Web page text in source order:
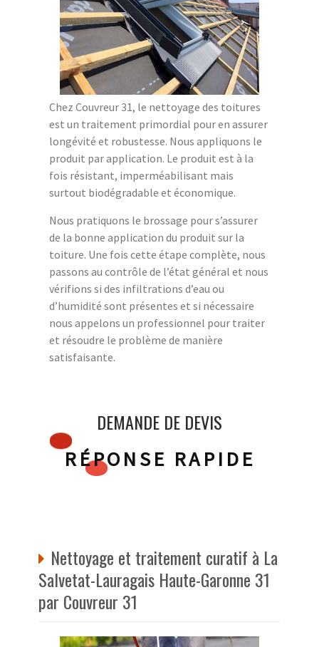
Chez Couvreur 31, le nettoyage des toitures
est un traitement primordial pour en assurer
longévité et robustesse. Nous appliquons le
produit par application. Le produit est à la
fois résistant, imperméabilisant mais
surtout biodégradable et économique.
Nous pratiquons le brossage pour s’assurer
de la bonne application du produit sur la
toiture. Une fois cette étape complète, nous
passons au contrôle de l’état général et nous
vérifions si des infiltrations d’eau ou
d’humidité sont présentes et si nécessaire
nous appelons un professionnel pour traiter
et résoudre le problème de manière
satisfaisante.
DEMANDE DE DEVIS
RÉPONSE RAPIDE
Nettoyage et traitement curatif à La
Salvetat-Lauragais Haute-Garonne 31
par Couvreur 31